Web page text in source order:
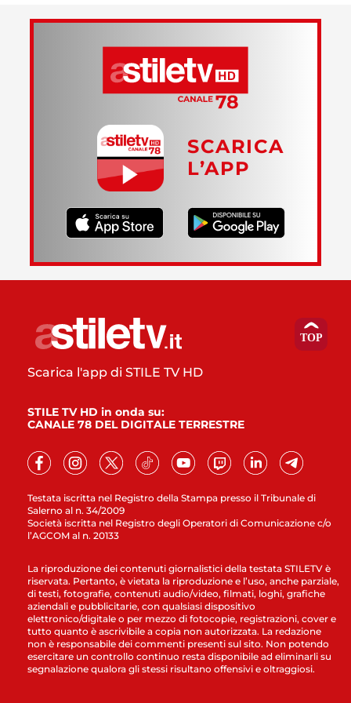
SCARICA
L’APP
Testata iscritta nel Registro della Stampa presso il Tribunale di
Salerno al n. 34/2009
Società iscritta nel Registro degli Operatori di Comunicazione c/o
l’AGCOM al n. 20133
Scarica l'app di STILE TV HD
STILE TV HD in onda su:
CANALE 78 DEL DIGITALE TERRESTRE
La riproduzione dei contenuti giornalistici della testata STILETV è
riservata. Pertanto, è vietata la riproduzione e l’uso, anche parziale,
di testi, fotografie, contenuti audio/video, filmati, loghi, grafiche
aziendali e pubblicitarie, con qualsiasi dispositivo
elettronico/digitale o per mezzo di fotocopie, registrazioni, cover e
tutto quanto è ascrivibile a copia non autorizzata. La redazione
non è responsabile dei commenti presenti sul sito. Non potendo
esercitare un controllo continuo resta disponibile ad eliminarli su
segnalazione qualora gli stessi risultano offensivi e oltraggiosi.